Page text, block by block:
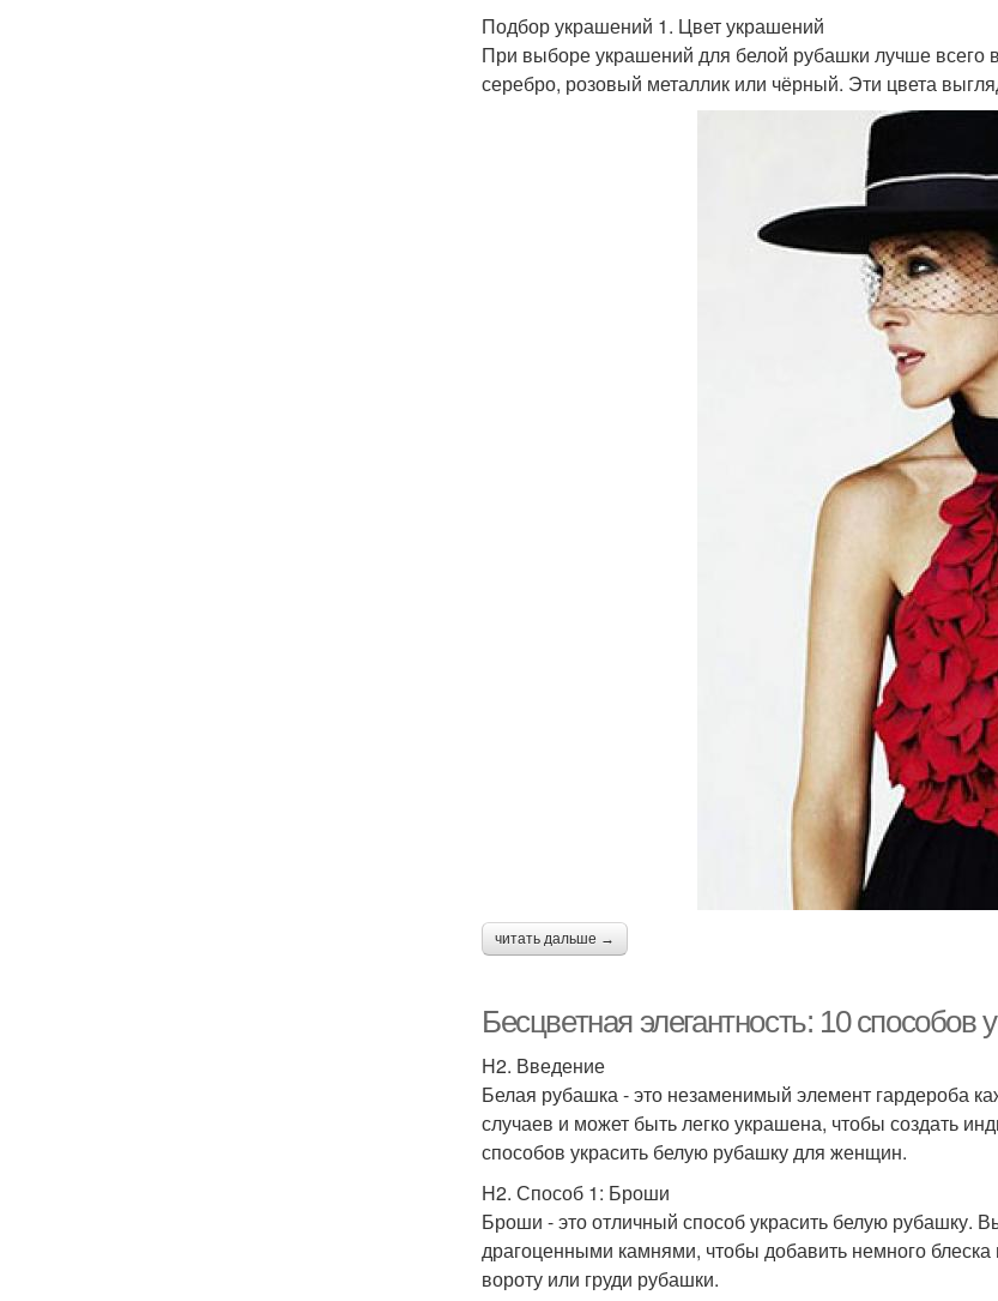
Подбор украшений 1. Цвет украшений
При выборе украшений для белой рубашки лучше всего
серебро, розовый металлик или чёрный. Эти цвета
читать дальше →
Бесцветная элегантность: 10
H2. Введение
Белая рубашка - это незаменимый элемент гардероба
случаев и может быть легко украшена, чтобы создать
способов украсить белую рубашку для женщин.
H2. Способ 1: Броши
Броши - это отличный способ украсить белую рубашку.
драгоценными камнями, чтобы добавить немного
вороту или груди рубашки.